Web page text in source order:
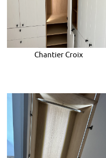
Chantier Croix